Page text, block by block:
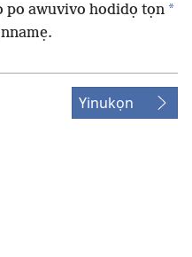
po awuvivo hodidọ tọn *
Yinukọn